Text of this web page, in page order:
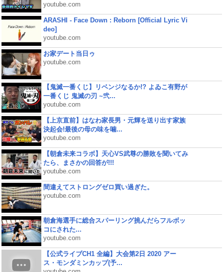
youtube.com
ARASHI - Face Down : Reborn [Official Lyric Vi
deo]
youtube.com
お家デート当日ゥ
youtube.com
【鬼滅一番くじ】リベンジなるか!? よゐこ有野が
一番くじ 鬼滅の刃 ~弐...
youtube.com
【上京直前】はなわ家長男・元輝を送り出す家族
決起会!最後の母の味を噛...
youtube.com
【朝倉未来コラボ】天心VS武尊の勝敗を聞いてみ
たら、まさかの回答が!!!
youtube.com
間違えてストロングゼロ買い過ぎた。
youtube.com
朝倉海選手に総合スパーリング挑んだらフルボッ
コにされた...
youtube.com
【公式ライブCH1 全編】大会第2日 2020 アー
ス・モンダミンカップ(予...